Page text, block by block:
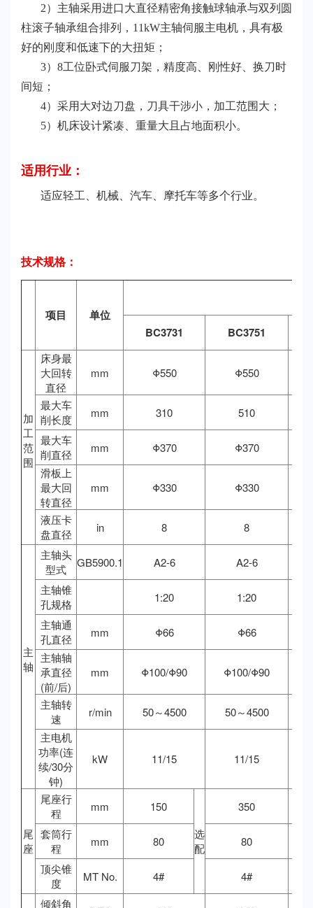
2）主轴采用进口大直径精密角接触球轴承与双列圆
柱滚子轴承组合排列，11kW主轴伺服主电机，具有极
好的刚度和低速下的大扭矩；
3）8工位卧式伺服刀架，精度高、刚性好、换刀时
间短；
4）采用大对边刀盘，刀具干涉小，加工范围大；
5）机床设计紧凑、重量大且占地面积小。
适用行业：
适应轻工、机械、汽车、摩托车等多个行业。
技术规格：
项目 单位
BC3731 BC3751
加
工
范
围
床身最
大回转
直径
mm Φ550 Φ550
最大车
削长度
mm 310
510
最大车
削直径
mm Φ370
Φ370
滑板上
最大回
转直径
mm Φ330 Φ330
液压卡
盘直径
in 8 8
主
轴
主轴头
型式
GB5900.1 A2-6
A2-6
主轴锥
孔规格
1:20
1:20
主轴通
孔直径
mm Φ66
Φ66
主轴轴
承直径
(前/后)
mm Φ100/Φ90 Φ100/Φ90
主轴转
速
r/min 50～4500 50～4500
主电机
功率(连
续/30分
钟)
kW 11/15 11/15
尾
座
尾座行
程
mm
150
选
配
350
套筒行
程
mm 80
80
顶尖锥
度
MT No. 4# 4#
倾斜角